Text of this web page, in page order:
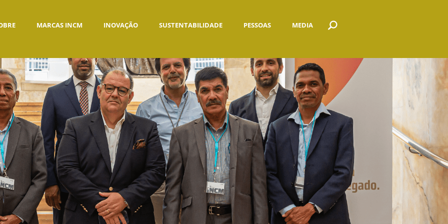
MARCAS INCM INOVAÇÃO SUSTENTABILIDADE PESSOAS MEDIA